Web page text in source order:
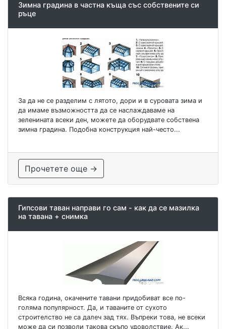
Зимна градина в частна къща със собствените си
ръце
За да не се разделим с лятото, дори и в суровата зима и
да имаме възможността да се наслаждаваме на
зеленината всеки ден, можете да оборудвате собствена
зимна градина. Подобна конструкция най-често...
Прочетете още →
Гипсови таван направи го сам - как да се мазилка
на тавана + снимка
Всяка година, окачените тавани придобиват все по-
голяма популярност. Да, и таваните от сухото
строителство не са далеч зад тях. Въпреки това, не всеки
може да си позволи такова скъпо удоволствие. Ак...